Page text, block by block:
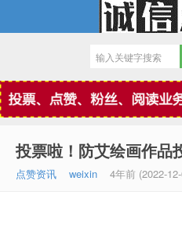
微信点赞
投票啦！防艾绘画作品
点赞资讯 weixin 4年前 (2022-